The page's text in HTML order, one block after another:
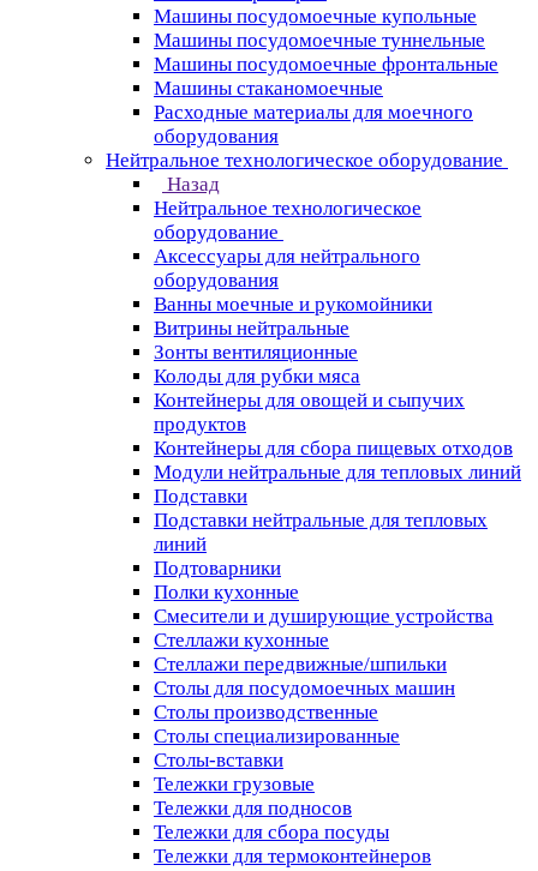
Машины посудомоечные купольные
Машины посудомоечные туннельные
Машины посудомоечные фронтальные
Машины стаканомоечные
Расходные материалы для моечного
оборудования
Нейтральное технологическое оборудование
Назад
Нейтральное технологическое
оборудование
Аксессуары для нейтрального
оборудования
Ванны моечные и рукомойники
Витрины нейтральные
Зонты вентиляционные
Колоды для рубки мяса
Контейнеры для овощей и сыпучих
продуктов
Контейнеры для сбора пищевых отходов
Модули нейтральные для тепловых линий
Подставки
Подставки нейтральные для тепловых
линий
Подтоварники
Полки кухонные
Смесители и душирующие устройства
Стеллажи кухонные
Стеллажи передвижные/шпильки
Столы для посудомоечных машин
Столы производственные
Столы специализированные
Столы-вставки
Тележки грузовые
Тележки для подносов
Тележки для сбора посуды
Тележки для термоконтейнеров